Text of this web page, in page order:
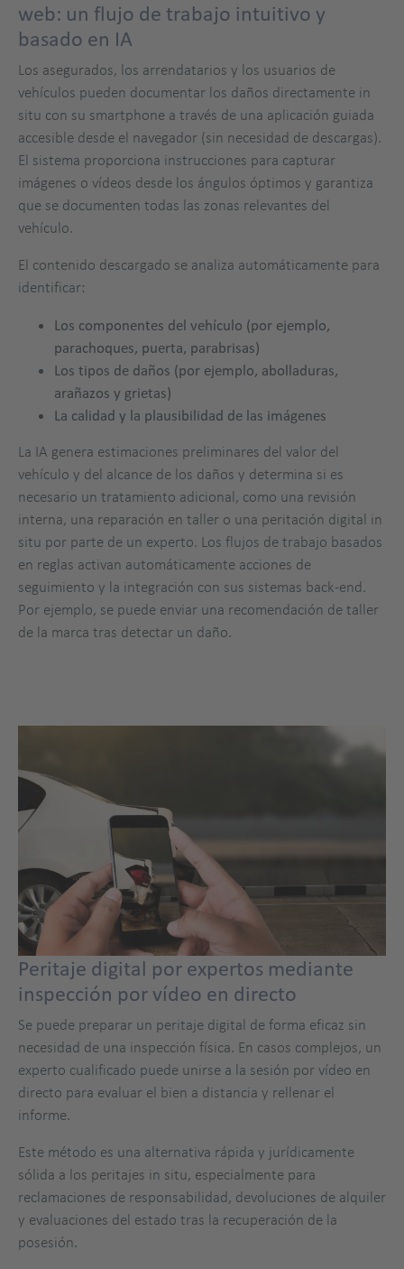
web: un flujo de trabajo intuitivo y
basado en IA
Los asegurados, los arrendatarios y los usuarios de
vehículos pueden documentar los daños directamente in
situ con su smartphone a través de una aplicación guiada
accesible desde el navegador (sin necesidad de descargas).
El sistema proporciona instrucciones para capturar
imágenes o vídeos desde los ángulos óptimos y garantiza
que se documenten todas las zonas relevantes del
vehículo.
El contenido descargado se analiza automáticamente para
identificar:
Los componentes del vehículo (por ejemplo,
parachoques, puerta, parabrisas)
Los tipos de daños (por ejemplo, abolladuras,
arañazos y grietas)
La calidad y la plausibilidad de las imágenes
La IA genera estimaciones preliminares del valor del
vehículo y del alcance de los daños y determina si es
necesario un tratamiento adicional, como una revisión
interna, una reparación en taller o una peritación digital in
situ por parte de un experto. Los flujos de trabajo basados
en reglas activan automáticamente acciones de
seguimiento y la integración con sus sistemas back-end.
Por ejemplo, se puede enviar una recomendación de taller
de la marca tras detectar un daño.
Peritaje digital por expertos mediante
inspección por vídeo en directo
Se puede preparar un peritaje digital de forma eficaz sin
necesidad de una inspección física. En casos complejos, un
experto cualificado puede unirse a la sesión por vídeo en
directo para evaluar el bien a distancia y rellenar el
informe.
Este método es una alternativa rápida y jurídicamente
sólida a los peritajes in situ, especialmente para
reclamaciones de responsabilidad, devoluciones de alquiler
y evaluaciones del estado tras la recuperación de la
posesión.